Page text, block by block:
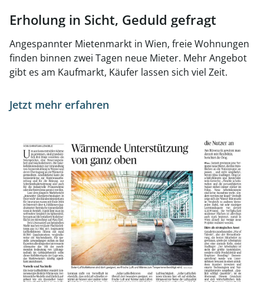
Erholung in Sicht, Geduld gefragt
Angespannter Mietenmarkt in Wien, freie Wohnungen
finden binnen zwei Tagen neue Mieter. Mehr Angebot
gibt es am Kaufmarkt, Käufer lassen sich viel Zeit.
Jetzt mehr erfahren
Link zur Seite Büroimmobilien passen sich an die Nutzer